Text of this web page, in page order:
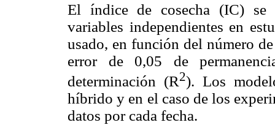
El índice de cosecha (IC) se
variables independientes en
usado, en función del número
error de 0,05 de
determinación (R2). Los
híbrido y en el caso de los
datos por cada fecha.